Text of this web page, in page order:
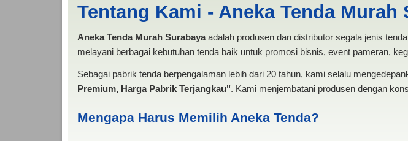
Tentang Kami - Aneka Tenda Murah
Aneka Tenda Murah Surabayaadalah produsen dan distributor segala jenis
melayani berbagai kebutuhan tenda baik untuk promosi bisnis, event pameran,
Sebagai pabrik tenda berpengalaman lebih dari 20 tahun, kami selalu
Premium, Harga Pabrik Terjangkau". Kami menjembatani produsen dengan
Mengapa Harus Memilih Aneka Tenda?